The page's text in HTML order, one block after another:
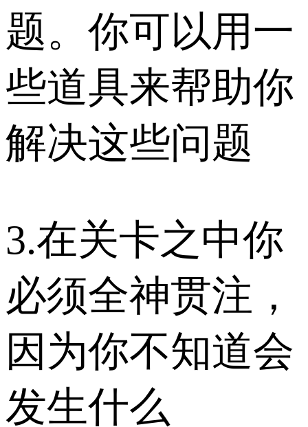
题。你可以用一
些道具来帮助你
解决这些问题
3.在关卡之中你
必须全神贯注，
因为你不知道会
发生什么